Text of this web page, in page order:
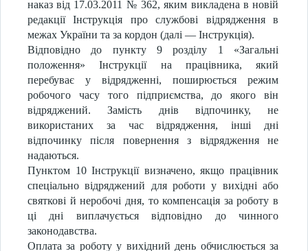
наказ від 17.03.2011 № 362, яким викладена в новій
редакції Інструкція про службові відрядження в
межах України та за кордон (далі — Інструкція).
Відповідно до пункту 9 розділу 1 «Загальні
положення» Інструкції на працівника, який
перебуває у відрядженні, поширюється режим
робочого часу того підприємства, до якого він
відряджений. Замість днів відпочинку, не
використаних за час відрядження, інші дні
відпочинку після повернення з відрядження не
надаються.
Пунктом 10 Інструкції визначено, якщо працівник
спеціально відряджений для роботи у вихідні або
святкові й неробочі дня, то компенсація за роботу в
ці дні виплачується відповідно до чинного
законодавства.
Оплата за роботу у вихідний день обчислюється за